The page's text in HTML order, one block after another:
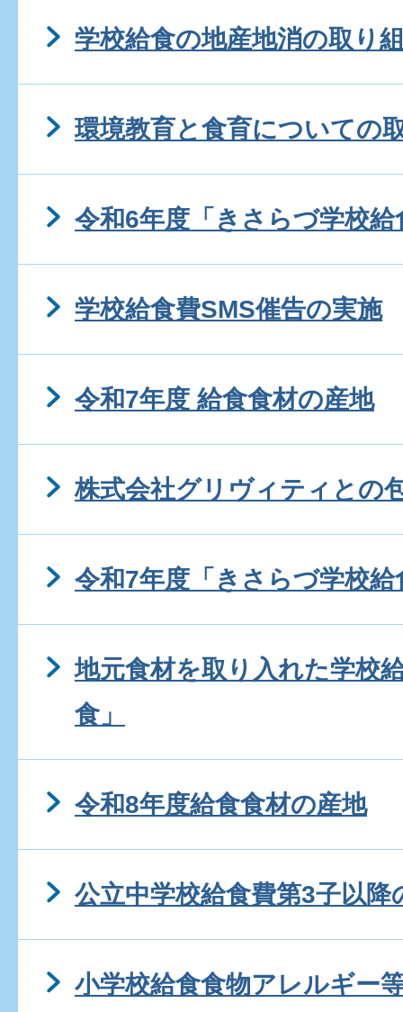
学校給食の地産地消の取り
環境教育と食育についての
令和6年度「きさらづ学校
学校給食費SMS催告の実施
令和7年度 給食食材の産地
株式会社グリヴィティとの
令和7年度「きさらづ学校
地元食材を取り入れた学校
食」
令和8年度給食食材の産地
公立中学校給食費第3子以降
小学校給食食物アレルギー